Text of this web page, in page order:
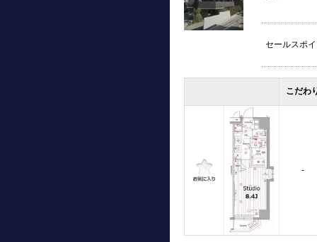
セールスポ
こだわ
-